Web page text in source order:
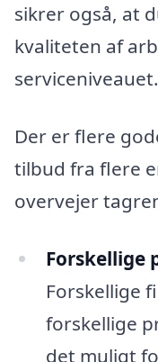
sikrer også, at
kvaliteten af
serviceniveauet.
Der er flere
tilbud fra flere
overvejer
Forskellige
Forskellige
forskellige
det muligt